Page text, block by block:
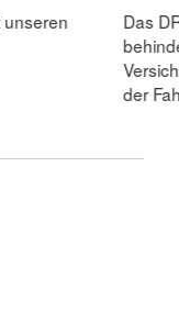
unseren
Das
der